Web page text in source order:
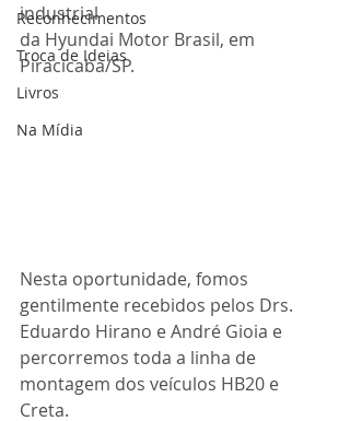
Reconhecimentos
Troca de Ideias
Livros
Na Mídia
industrial
da Hyundai Motor Brasil, em
Piracicaba/SP.
Nesta oportunidade, fomos
gentilmente recebidos pelos Drs.
Eduardo Hirano e André Gioia e
percorremos toda a linha de
montagem dos veículos HB20 e
Creta.